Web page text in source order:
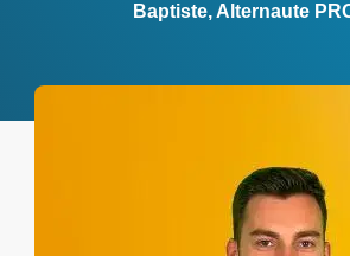
Baptiste, Alternaute